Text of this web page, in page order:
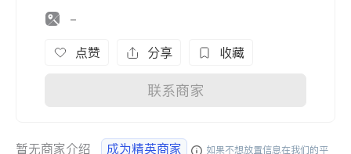
-
点赞 分享 收藏
联系商家
暂无商家介绍 成为精英商家
如果不想放置信息在我们的平